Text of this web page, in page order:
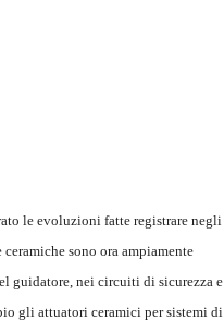
le evoluzioni fatte registrare negli
sono ora ampiamente
guidatore, nei circuiti di sicurezza e
gli attuatori ceramici per sistemi di